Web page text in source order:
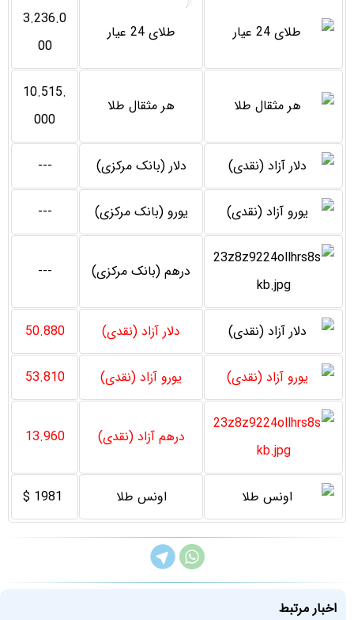
طلای 24 عیار
3.236.0
00
هر مثقال طلا
10.515.
000
دلار (بانک مرکزی) ---
یورو (بانک مرکزی) ---
درهم (بانک مرکزی) ---
دلار آزاد (نقدی) 50.880
یورو آزاد (نقدی) 53.810
درهم آزاد (نقدی) 13.960
اونس طلا
اخبار مرتبط